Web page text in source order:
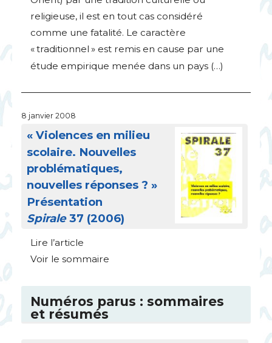
religieuse, il est en tout cas considéré
comme une fatalité. Le caractère
«traditionnel » est remis en cause par une
étude empirique menée dans un pays (…)
8 janvier 2008
« Violences en milieu
scolaire. Nouvelles
problématiques,
nouvelles réponses ? »
Présentation
Spirale37 (2006)
Lire l’article
Voir le sommaire
Numéros parus : sommaires
et résumés